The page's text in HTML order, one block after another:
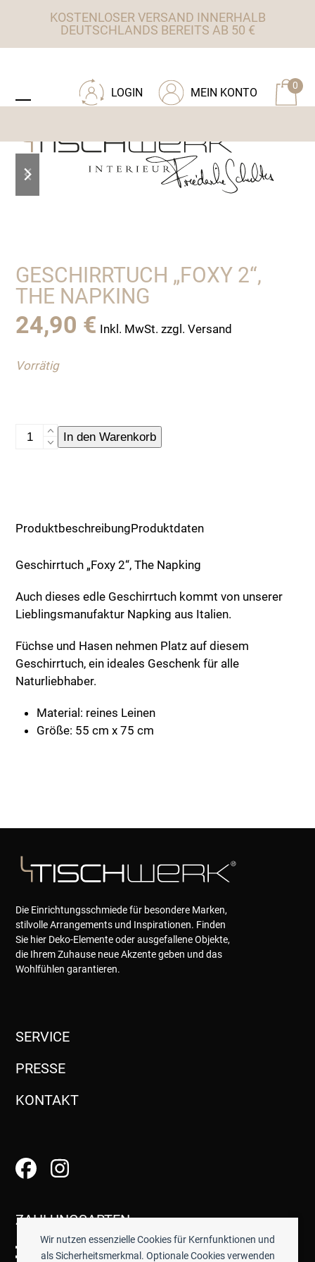
Wir nutzen essenzielle Cookies für Kernfunktionen und
als Sicherheitsmerkmal. Optionale Cookies verwenden
KOSTENLOSER VERSAND INNERHALB
DEUTSCHLANDS BEREITS AB 50 €
0
MEIN KONTO
LOGIN
mobile
mobile
slide
slide
GESCHIRRTUCH „FOXY 2“,
THE NAPKING
24,90 € Inkl. MwSt. zzgl. Versand
Vorrätig
Geschirrtuch
Menge
In den Warenkorb
ProduktbeschreibungProduktdaten
Geschirrtuch „Foxy 2“, The Napking
Auch dieses edle Geschirrtuch kommt von unserer
Lieblingsmanufaktur Napking aus Italien.
Füchse und Hasen nehmen Platz auf diesem
Geschirrtuch, ein ideales Geschenk für alle
Naturliebhaber.
Material: reines Leinen
Größe: 55 cm x 75 cm
Die Einrichtungsschmiede für besondere Marken,
stilvolle Arrangements und Inspirationen. Finden
Sie hier Deko-Elemente oder ausgefallene Objekte,
die Ihrem Zuhause neue Akzente geben und das
Wohlfühlen garantieren.
SERVICE
PRESSE
KONTAKT
ZAHLUNGSARTEN